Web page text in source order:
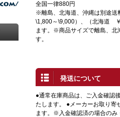
全国一律880円
※離島、北海道、沖縄は別途送
\1,800～\9,000）、（北海道
ます。※商品サイズで離島、北
す。
発送について
●通常在庫商品は、ご入金確認
たします。 ●メーカーお取り寄
ます。※入金確認済の場合の